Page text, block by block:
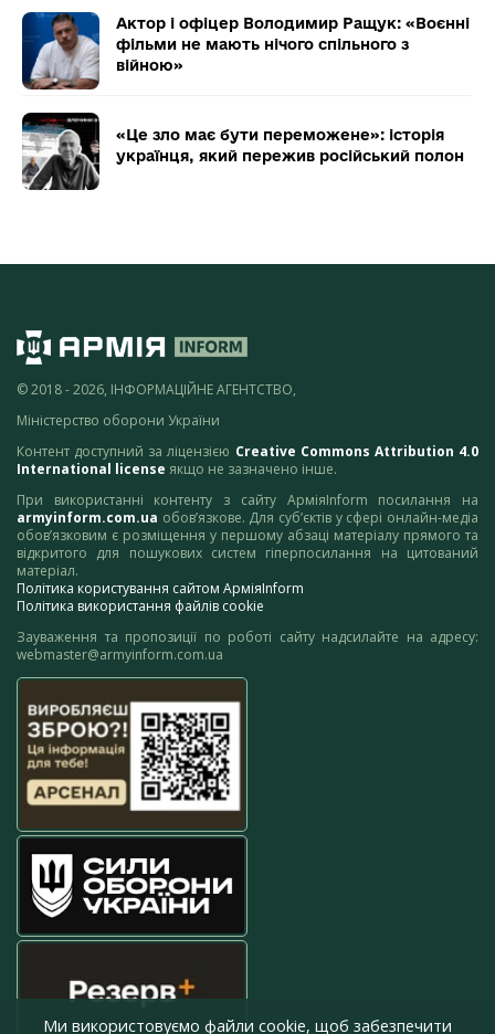
Актор і офіцер Володимир Ращук: «Воєнні
фільми не мають нічого спільного з
війною»
«Це зло має бути переможене»: історія
українця, який пережив російський полон
© 2018 - 2026, ІНФОРМАЦІЙНЕ АГЕНТСТВО,
Міністерство оборони України
Контент доступний за ліцензією Creative Commons Attribution 4.0
International license якщо не зазначено інше.
При використанні контенту з сайту АрміяInform посилання на
armyinform.com.ua обов’язкове. Для суб’єктів у сфері онлайн-медіа
обов’язковим є розміщення у першому абзаці матеріалу прямого та
відкритого для пошукових систем гіперпосилання на цитований
матеріал.
Політика користування сайтом АрміяInform
Політика використання файлів cookie
Зауваження та пропозиції по роботі сайту надсилайте на адресу:
webmaster@armyinform.com.ua
Ми використовуємо файли cookie, щоб забезпечити